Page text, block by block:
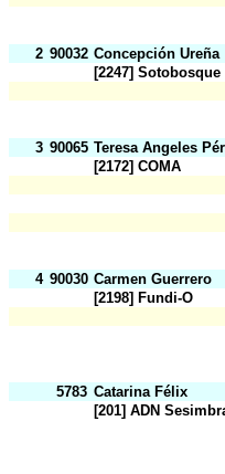
2 90032 Concepción Ureña
[2247] Sotobosque
3 90065 Teresa Angeles
[2172] COMA
4 90030 Carmen Guerrero
[2198] Fundi-O
5783 Catarina Félix
[201] ADN